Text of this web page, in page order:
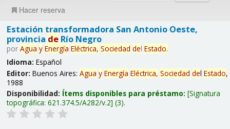
Hacer reserva
Estación transformadora San Antonio Oeste,
provincia deRío Negro
por Agua y Energía Eléctrica, Sociedad del Estado.
Idioma: Español
Editor: Buenos Aires: Agua y Energía Eléctrica, Sociedad del Estado,
1988
Disponibilidad: Ítems disponibles para préstamo: Signatura
topográfica: 621.374.5/A282/v.2 (3).